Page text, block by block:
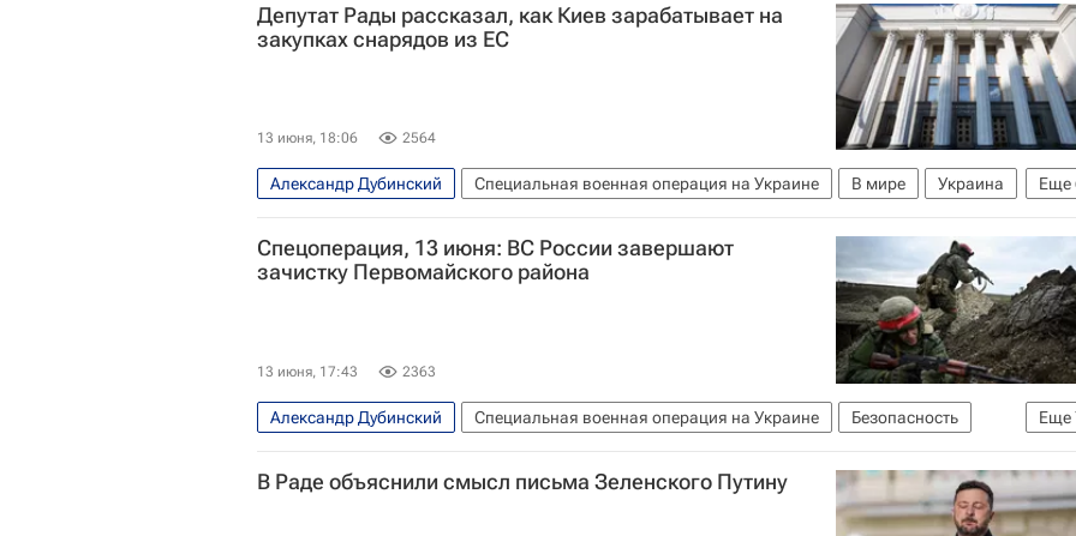
Депутат Рады рассказал, как Киев зарабатывает на
закупках снарядов из ЕС
13 июня, 18:06 2564
Еще
Александр Дубинский Специальная военная операция на Украине В мире
Украина
Россия
КНДР Борис Писториус
Вооруженные силы Украины
Верховная Рада Украины
Евросоюз
Спецоперация, 13 июня: ВС России завершают
зачистку Первомайского района
13 июня, 17:43 2363
Еще
Александр Дубинский Специальная военная операция на Украине
Безопасность
Первомайский район
Вооруженные силы Украины
Воздушно-космические силы России
Верховная Рада Украины
Владимир Путин
В Раде объяснили смысл письма Зеленского Путину